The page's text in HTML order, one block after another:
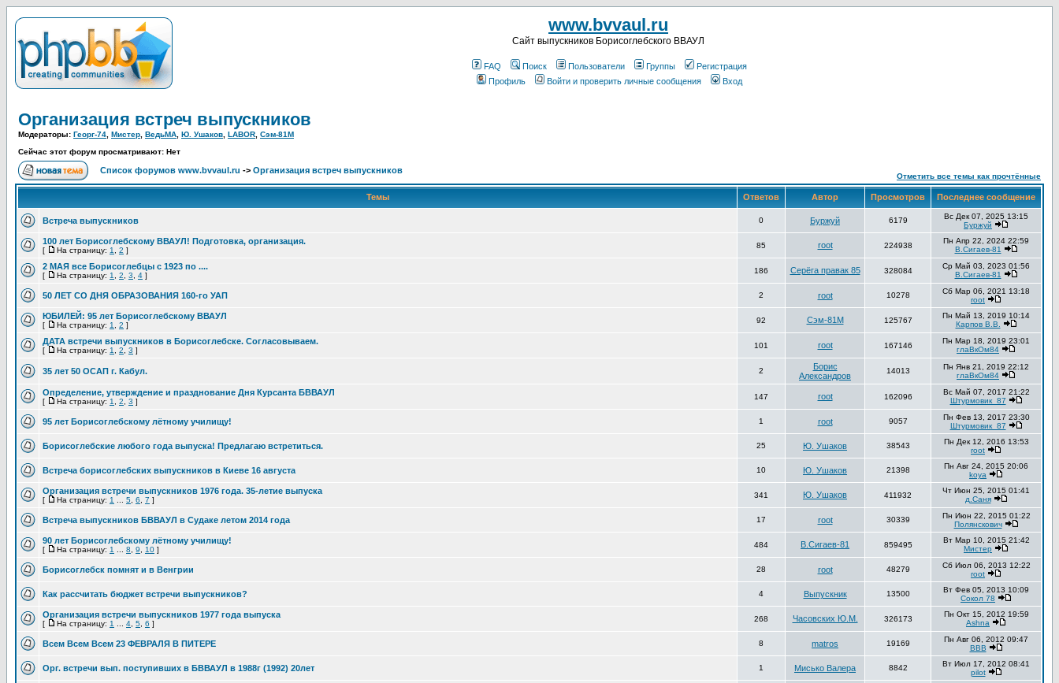
www.bvvaul.ru
Cайт выпускников Борисоглебского ВВАУЛ
FAQ Поиск Пользователи Группы
Регистрация
Профиль
Войти и проверить личные сообщения Вход
Организация встреч выпускников
Модераторы: Георг-74 Мистер ВедьМА Ю. Ушаков LABOR Сэм-81М
Сейчас этот форум просматривают: Нет
Список форумов www.bvvaul.ru -> Организация встреч выпускников
Отметить все темы как прочтённые
Темы Ответов Автор Просмотров Последнее сообщение
Встреча выпускников 0 Буржуй 6179
Вс Дек 07, 2025 13:15
Буржуй
100 лет Борисоглебскому ВВАУЛ! Подготовка, организация.
[ На страницу: 1 2 ]
85 root 224938
Пн Апр 22, 2024 22:59
В.Сигаев-81
2 МАЯ все Борисоглебцы с 1923 по ....
[ На страницу: 1 2 3 4 ]
186 Серёга правак 85 328084
Ср Май 03, 2023 01:56
В.Сигаев-81
50 ЛЕТ СО ДНЯ ОБРАЗОВАНИЯ 160-го УАП 2 root 10278
Сб Мар 06, 2021 13:18
root
ЮБИЛЕЙ: 95 лет Борисоглебскому ВВАУЛ
[ На страницу: 1 2 ]
92 Сэм-81М 125767
Пн Май 13, 2019 10:14
Карпов В.В.
ДАТА встречи выпускников в Борисоглебске. Согласовываем.
[ На страницу: 1 2 3 ]
101 root 167146
Пн Мар 18, 2019 23:01
глаВкОм84
35 лет 50 ОСАП г. Кабул. 2
Борис
Александров
14013
Пн Янв 21, 2019 22:12
глаВкОм84
Определение, утверждение и празднование Дня Курсанта БВВАУЛ
[ На страницу: 1 2 3 ]
147 root 162096
Вс Май 07, 2017 21:22
Штурмовик_87
95 лет Борисоглебскому лётному училищу! 1 root 9057
Пн Фев 13, 2017 23:30
Штурмовик_87
Борисоглебские любого года выпуска! Предлагаю встретиться. 25 Ю. Ушаков 38543
Пн Дек 12, 2016 13:53
root
Встреча борисоглебских выпускников в Киеве 16 августа 10 Ю. Ушаков 21398
Пн Авг 24, 2015 20:06
koya
Организация встречи выпускников 1976 года. 35-летие выпуска
[ На страницу: 1 5 6 7 ]
341 Ю. Ушаков 411932
Чт Июн 25, 2015 01:41
д.Саня
Встреча выпускников БВВАУЛ в Судаке летом 2014 года 17 root 30339
Пн Июн 22, 2015 01:22
Полянскович
90 лет Борисоглебскому лётному училищу!
[ На страницу: 1 8 9 10 ]
484 В.Сигаев-81 859495
Вт Мар 10, 2015 21:42
Мистер
Борисоглебск помнят и в Венгрии 28 root 48279
Сб Июл 06, 2013 12:22
root
Как рассчитать бюджет встречи выпускников? 4 Выпускник 13500
Вт Фев 05, 2013 10:09
Сокол 78
Организация встречи выпускников 1977 года выпуска
[ На страницу: 1 4 5 6 ]
268 Часовских Ю.М. 326173
Пн Окт 15, 2012 19:59
Ashna
Всем Всем Всем 23 ФЕВРАЛЯ В ПИТЕРЕ 8 matros 19169
Пн Авг 06, 2012 09:47
ВВВ
Орг. встречи вып. поступивших в БВВАУЛ в 1988г (1992) 20лет 1 Мисько Валера 8842
Вт Июл 17, 2012 08:41
pilot